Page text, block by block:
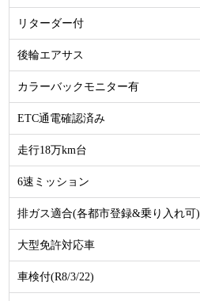
リターダー付
後輪エアサス
カラーバックモニター有
ETC通電確認済み
走行18万km台
6速ミッション
排ガス適合(各都市登録&乗り入れ可)
大型免許対応車
車検付(R8/3/22)